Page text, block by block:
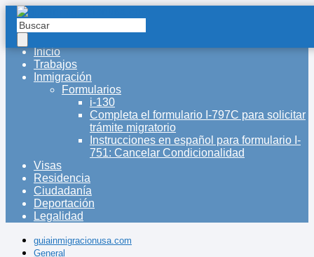
Inicio
Trabajos
Inmigración
Formularios
i-130
Completa el formulario I-797C para solicitar
trámite migratorio
Instrucciones en español para formulario I-
751: Cancelar Condicionalidad
Visas
Residencia
Ciudadanía
Deportación
Legalidad
guiainmigracionusa.com
General